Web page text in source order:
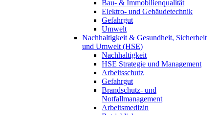
Bau- & Immobilienqualität
Elektro- und Gebäudetechnik
Gefahrgut
Umwelt
Nachhaltigkeit & Gesundheit, Sicherheit
und Umwelt (HSE)
Nachhaltigkeit
HSE Strategie und Management
Arbeitsschutz
Gefahrgut
Brandschutz- und
Notfallmanagement
Arbeitsmedizin